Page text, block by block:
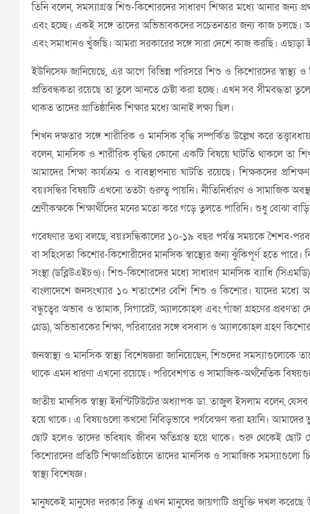
তিনি বলেন, সমস্যাগ্রস্ত শিশু-কিশোরদের সাধারণ শিক্ষার মধ্যে আনার জন্য
এবং হচ্ছে। একই সঙ্গে তাদের অভিভাবকদের সচেতনতার জন্য কাজ
এবং সমাধানও খুঁজছি। আমরা সরকারের সঙ্গে সারা দেশে কাজ করছি। এছাড়া
ইউনিসেফ জানিয়েছে, এর আগে বিভিন্ন পরিসরে শিশু ও কিশোরদের
প্রতিবন্ধকতা রয়েছে তা তুলে আনতে চেষ্টা করা হচ্ছে। এখন সব সীমবদ্ধতা
থাকত তাদের প্রাতিষ্ঠানিক শিক্ষার মধ্যে আনাই লক্ষ্য ছিল।
শিখন দক্ষতার সঙ্গে শারীরিক ও মানসিক বৃদ্ধি সম্পর্কিত উল্লেখ করে
বলেন, মানসিক ও শারীরিক বৃদ্ধির কোনো একটি বিষয়ে ঘাটতি থাকলে তা
আমাদের শিক্ষা কার্যক্রম ও ব্যবস্থাপনায় ঘাটতি রয়েছে। শিক্ষকদের
বয়ঃসন্ধির বিষয়টি এখনো ততটা গুরুত্ব পায়নি। নীতিনির্ধারণ ও সামাজিক
শ্রেণীকক্ষকে শিক্ষার্থীদের মনের মতো করে গড়ে তুলতে পারিনি। শুধু বোঝা
গবেষণার তথ্য বলছে, বয়ঃসন্ধিকালের ১০-১৯ বছর পর্যন্ত সময়কে শৈশব-
বা সহিংসতা কিশোর-কিশোরীদের মানসিক স্বাস্থ্যের জন্য ঝুঁকিপূর্ণ হতে পারে।
সংস্থা (ডব্লিউএইচও)। শিশু-কিশোরদের মধ্যে সাধারণ মানসিক ব্যাধি (সিএমডি)
বাংলাদেশে জনসংখ্যার ১০ শতাংশের বেশি শিশু ও কিশোর। যাদের মধ্যে
বন্ধুত্বের অভাব ও তামাক, সিগারেট, অ্যালকোহল এবং গাঁজা গ্রহণের প্রবণতা
গ্রেড), অভিভাবকের শিক্ষা, পরিবারের সঙ্গে বসবাস ও অ্যালকোহল গ্রহণ
জনস্বাস্থ্য ও মানসিক স্বাস্থ্য বিশেষজ্ঞরা জানিয়েছেন, শিশুদের
থাকে এমন ধারণা এখনো রয়েছে। পরিবেশগত ও সামাজিক-অর্থনৈতিক
জাতীয় মানসিক স্বাস্থ্য ইনস্টিটিউটের অধ্যাপক ডা. তাজুল ইসলাম বলেন,
হয়ে থাকে। এ বিষয়গুলো কখনো নিবিড়ভাবে পর্যবেক্ষণ করা হয়নি।
ছোট হলেও তাদের ভবিষ্যৎ জীবন ক্ষতিগ্রস্ত হয়ে থাকে। শুরু থেকেই
কিশোরদের প্রতিটি শিক্ষাপ্রতিষ্ঠানে তাদের মানসিক ও সামাজিক
স্বাস্থ্য বিশেষজ্ঞ।
মানুষকেই মানুষের দরকার কিন্তু এখন মানুষের জায়গাটি প্রযুক্তি দখল করেছে